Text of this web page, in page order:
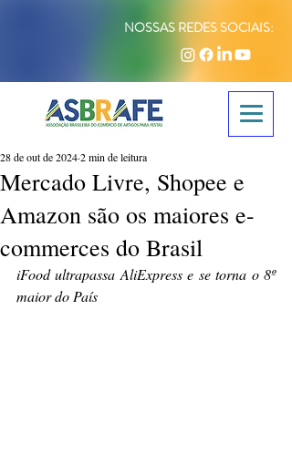
NOSSAS REDES SOCIAIS:
Mercado Livre, Shopee e
Amazon são os maiores e-
commerces do Brasil
28 de out de 20242 min de leitura
iFood ultrapassa AliExpress e se torna o 8º
maior do País